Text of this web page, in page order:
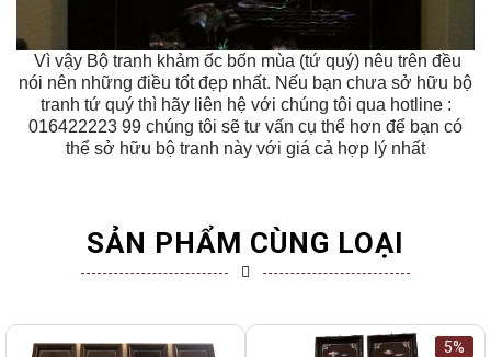
Vì vậy Bộ tranh khảm ốc bốn mùa (tứ quý) nêu trên đều
nói nên những điều tốt đẹp nhất. Nếu bạn chưa sở hữu bộ
tranh tứ quý thì hãy liên hệ với chúng tôi qua hotline :
016422223 99 chúng tôi sẽ tư vấn cụ thể hơn để bạn có
thể sở hữu bộ tranh này với giá cả hợp lý nhất
SẢN PHẨM CÙNG LOẠI
5%